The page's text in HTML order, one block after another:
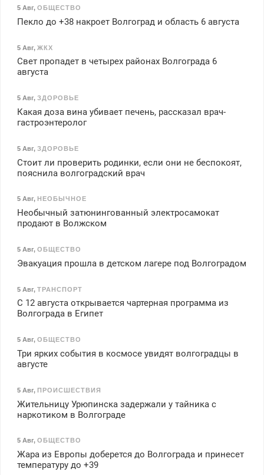
5 Авг, ОБЩЕСТВО
Пекло до +38 накроет Волгоград и область 6 августа
5 Авг, ЖКХ
Свет пропадет в четырех районах Волгограда 6
августа
5 Авг, ЗДОРОВЬЕ
Какая доза вина убивает печень, рассказал врач-
гастроэнтеролог
5 Авг, ЗДОРОВЬЕ
Стоит ли проверить родинки, если они не беспокоят,
пояснила волгоградский врач
5 Авг, НЕОБЫЧНОЕ
Необычный затюнингованный электросамокат
продают в Волжском
5 Авг, ОБЩЕСТВО
Эвакуация прошла в детском лагере под Волгоградом
5 Авг, ТРАНСПОРТ
С 12 августа открывается чартерная программа из
Волгограда в Египет
5 Авг, ОБЩЕСТВО
Три ярких события в космосе увидят волгоградцы в
августе
5 Авг, ПРОИСШЕСТВИЯ
Жительницу Урюпинска задержали у тайника с
наркотиком в Волгограде
5 Авг, ОБЩЕСТВО
Жара из Европы доберется до Волгограда и принесет
температуру до +39